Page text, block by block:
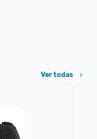
Ver todas